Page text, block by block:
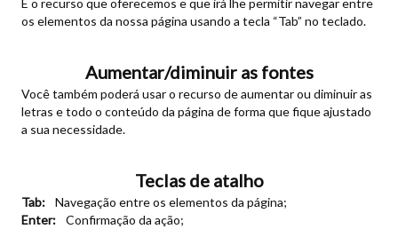
É o recurso que oferecemos e que irá lhe permitir navegar entre
os elementos da nossa página usando a tecla “Tab” no teclado.
Aumentar/diminuir as fontes
Você também poderá usar o recurso de aumentar ou diminuir as
letras e todo o conteúdo da página de forma que fique ajustado
a sua necessidade.
Teclas de atalho
Tab:
Navegação entre os elementos da página;
Enter:
Confirmação da ação;